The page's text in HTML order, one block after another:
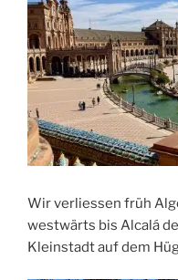
Wir verliessen früh
westwärts bis ‎⁨Alcalá
Kleinstadt auf dem